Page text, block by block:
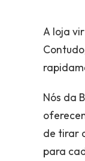
A loja
Nós da
de tirar
para